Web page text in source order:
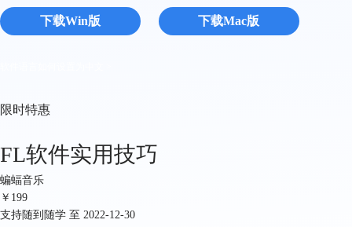
下载Win版 下载Mac版
限时特惠
FL软件实用技巧
蝙蝠音乐
￥ 199
支持随到随学 至 2022-12-30